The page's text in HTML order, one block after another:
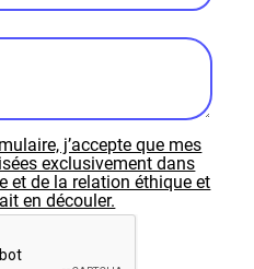
j’accepte que mes
exclusivement dans
et de la relation éthique et
en découler.